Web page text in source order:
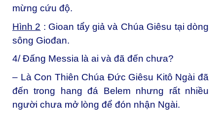
mừng cứu độ.
Hình 2 : Gioan tẩy giả và Chúa Giêsu tại dòng
sông Giođan.
4/ Đấng Messia là ai và đã đến chưa?
– Là Con Thiên Chúa Đức Giêsu Kitô Ngài đã
đến trong hang đá Belem nhưng rất nhiều
người chưa mở lòng để đón nhận Ngài.